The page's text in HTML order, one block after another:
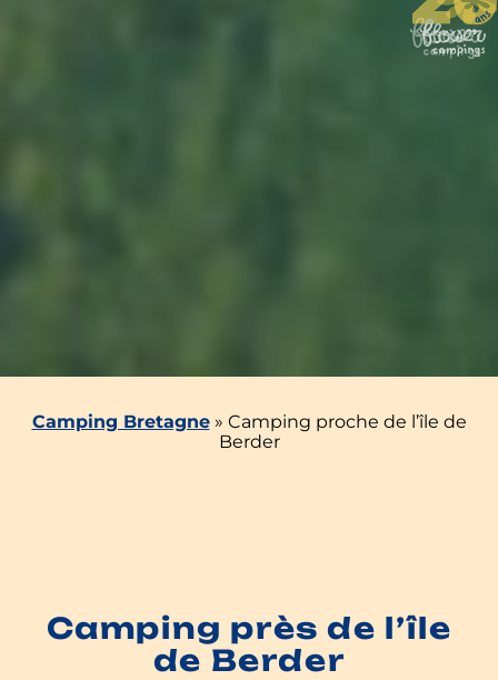
Camping Bretagne» Camping proche de l’île de
Berder
Camping près de l’île
de Berder